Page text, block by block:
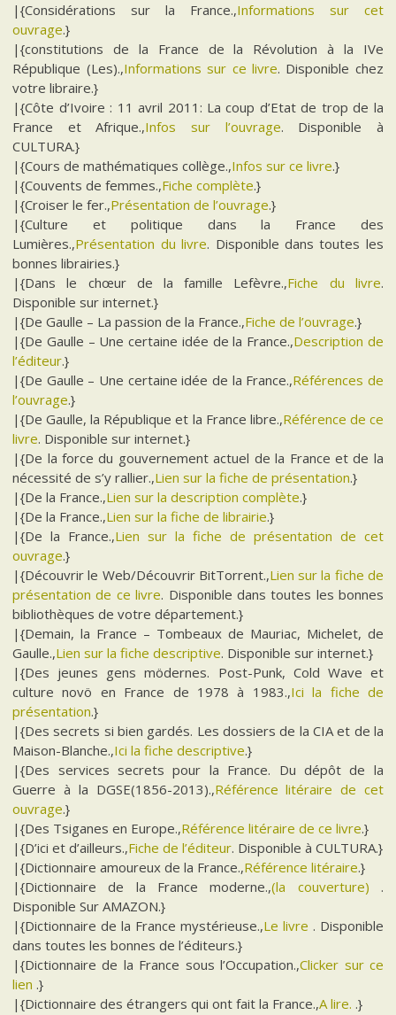
|{Considérations sur la France.,Informations sur cet
ouvrage.}
|{constitutions de la France de la Révolution à la IVe
République (Les).,Informations sur ce livre. Disponible chez
votre libraire.}
|{Côte d’Ivoire : 11 avril 2011: La coup d’Etat de trop de la
France et Afrique.,Infos sur l’ouvrage. Disponible à
CULTURA.}
|{Cours de mathématiques collège.,Infos sur ce livre.}
|{Couvents de femmes.,Fiche complète.}
|{Croiser le fer.,Présentation de l’ouvrage.}
|{Culture et politique dans la France des
Lumières.,Présentation du livre. Disponible dans toutes les
bonnes librairies.}
|{Dans le chœur de la famille Lefèvre.,Fiche du livre.
Disponible sur internet.}
|{De Gaulle – La passion de la France.,Fiche de l’ouvrage.}
|{De Gaulle – Une certaine idée de la France.,Description de
l’éditeur.}
|{De Gaulle – Une certaine idée de la France.,Références de
l’ouvrage.}
|{De Gaulle, la République et la France libre.,Référence de ce
livre. Disponible sur internet.}
|{De la force du gouvernement actuel de la France et de la
nécessité de s’y rallier.,Lien sur la fiche de présentation.}
|{De la France.,Lien sur la description complète.}
|{De la France.,Lien sur la fiche de librairie.}
|{De la France.,Lien sur la fiche de présentation de cet
ouvrage.}
|{Découvrir le Web/Découvrir BitTorrent.,Lien sur la fiche de
présentation de ce livre. Disponible dans toutes les bonnes
bibliothèques de votre département.}
|{Demain, la France – Tombeaux de Mauriac, Michelet, de
Gaulle.,Lien sur la fiche descriptive. Disponible sur internet.}
|{Des jeunes gens mödernes. Post-Punk, Cold Wave et
culture novö en France de 1978 à 1983.,Ici la fiche de
présentation.}
|{Des secrets si bien gardés. Les dossiers de la CIA et de la
Maison-Blanche.,Ici la fiche descriptive.}
|{Des services secrets pour la France. Du dépôt de la
Guerre à la DGSE(1856-2013).,Référence litéraire de cet
ouvrage.}
|{Des Tsiganes en Europe.,Référence litéraire de ce livre.}
|{D’ici et d’ailleurs.,Fiche de l’éditeur. Disponible à CULTURA.}
|{Dictionnaire amoureux de la France.,Référence litéraire.}
|{Dictionnaire de la France moderne.,(la couverture) .
Disponible Sur AMAZON.}
|{Dictionnaire de la France mystérieuse.,Le livre . Disponible
dans toutes les bonnes de l’éditeurs.}
|{Dictionnaire de la France sous l’Occupation.,Clicker sur ce
lien .}
|{Dictionnaire des étrangers qui ont fait la France.,A lire. .}